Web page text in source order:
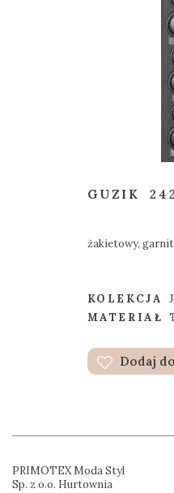
GUZIK
żakietowy,
KOLEKCJA
MATERIAŁ
Dodaj
PRIMOTEX Moda Styl
Sp. z o.o. Hurtownia